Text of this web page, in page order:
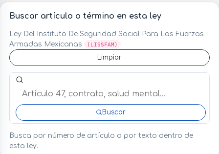
Buscar artículo o término en esta ley
Ley Del Instituto De Seguridad Social Para Las Fuerzas
Armadas Mexicanas
(LISSFAM)
Limpiar
Buscar artículo o término en esta ley
Buscar
Busca por número de artículo o por texto dentro de
esta ley.